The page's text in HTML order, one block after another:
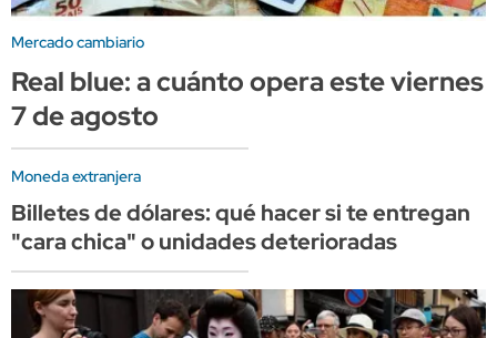
Mercado cambiario
Real blue: a cuánto opera este viernes
7 de agosto
Moneda extranjera
Billetes de dólares: qué hacer si te entregan
"cara chica" o unidades deterioradas